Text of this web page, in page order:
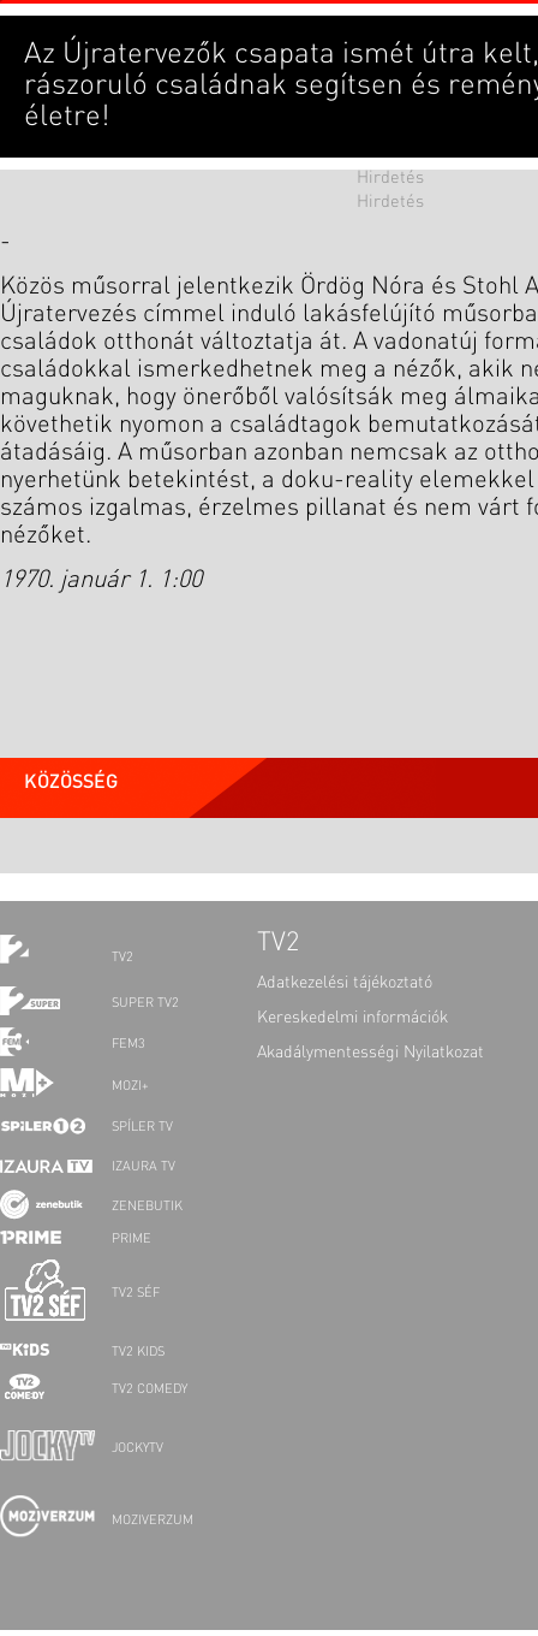
Az Újratervezők csapata ismét útra
rászoruló családnak segítsen és
életre!
-
Közös műsorral jelentkezik Ördög Nóra és Stohl
Újratervezés címmel induló lakásfelújító
családok otthonát változtatja át. A vadonatúj
családokkal ismerkedhetnek meg a nézők, akik
maguknak, hogy önerőből valósítsák meg
követhetik nyomon a családtagok
átadásáig. A műsorban azonban nemcsak az
nyerhetünk betekintést, a doku-reality
számos izgalmas, érzelmes pillanat és nem várt
nézőket.
1970. január 1. 1:00
KÖZÖSSÉG
TV2
SUPER TV2
FEM3
MOZI+
SPÍLER TV
IZAURA TV
ZENEBUTIK
PRIME
TV2 SÉF
TV2 KIDS
TV2 COMEDY
JOCKYTV
MOZIVERZUM
TV2
Adatkezelési tájékoztató
Kereskedelmi információk
Akadálymentességi Nyilatkozat